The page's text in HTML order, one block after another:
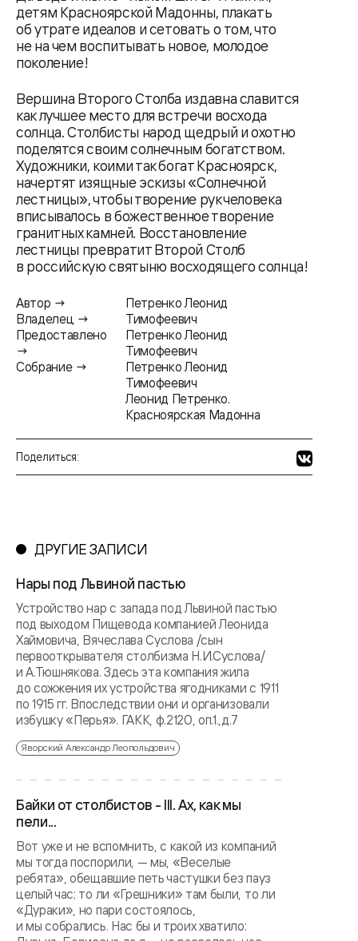
детям Красноярской Мадонны, плакать
об утрате идеалов и сетовать о том, что
не на чем воспитывать новое, молодое
поколение!
Вершина Второго Столба издавна славится
как лучшее место для встречи восхода
солнца. Столбисты народ щедрый и охотно
поделятся своим солнечным богатством.
Художники, коими так богат Красноярск,
начертят изящные эскизы «Солнечной
лестницы», чтобы творение рук человека
вписывалось в божественное творение
гранитных камней. Восстановление
лестницы превратит Второй Столб
в российскую святыню восходящего солнца!
Автор →
Владелец →
Предоставлено
→
Собрание →
Петренко Леонид
Тимофеевич
Петренко Леонид
Тимофеевич
Петренко Леонид
Тимофеевич
Леонид Петренко.
Красноярская Мадонна
Поделиться:
ДРУГИЕ ЗАПИСИ
Нары под Львиной пастью
Устройство нар с запада под Львиной пастью
под выходом Пищевода компанией Леонида
Хаймовича, Вячеслава Суслова /сын
первооткрывателя столбизма Н.И.Суслова/
и А.Тюшнякова. Здесь эта компания жила
до сожжения их устройства ягодниками с 1911
по 1915 гг. Впоследствии они и организовали
избушку «Перья». ГАКК, ф.2120, оп.1.,д.7
Яворский Александр Леопольдович
Байки от столбистов - III. Ах, как мы
пели...
Вот уже и не вспомнить, с какой из компаний
мы тогда поспорили, — мы, «Веселые
ребята», обещавшие петь частушки без пауз
целый час; то ли «Грешники» там были, то ли
«Дураки», но пари состоялось,
и мы собрались. Нас бы и троих хватило: